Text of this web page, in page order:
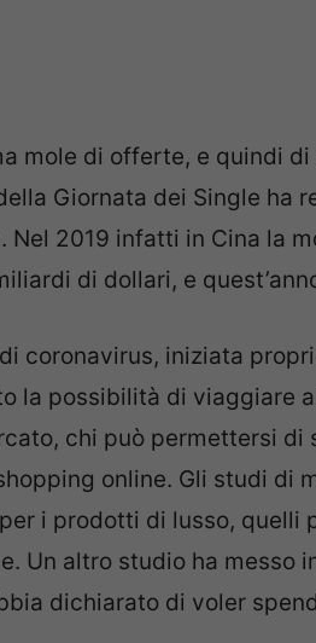
mole di offerte, e quindi
Giornata dei Single ha
Nel 2019 infatti in Cina la
di dollari, e
coronavirus, iniziata
la possibilità di viaggiare
chi può permettersi
online. Gli studi di
i prodotti di lusso, quelli
Un altro studio ha messo
dichiarato di voler